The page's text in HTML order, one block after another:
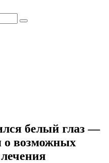
белый глаз —
о возможных